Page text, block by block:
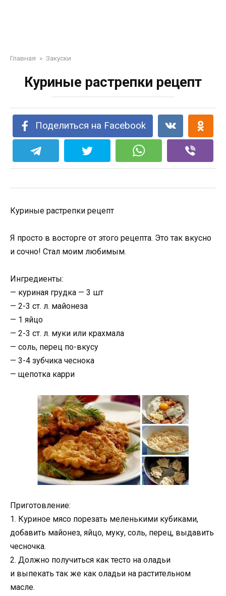
Главная » Закуски
Куриные растрепки рецепт
Поделиться на Facebook
Куриные растрепки рецепт
Я просто в восторге от этого рецепта. Это так вкусно
и сочно! Стал моим любимым.
Ингредиенты:
— куриная грудка — 3 шт
— 2-3 ст. л. майонеза
— 1 яйцо
— 2-3 ст. л. муки или крахмала
— соль, перец по-вкусу
— 3-4 зубчика чеснока
— щепотка карри
Приготовление:
1. Куриное мясо порезать меленькими кубиками,
добавить майонез, яйцо, муку, соль, перец, выдавить
чесночка.
2. Должно получиться как тесто на оладьи
и выпекать так же как оладьи на растительном
масле.